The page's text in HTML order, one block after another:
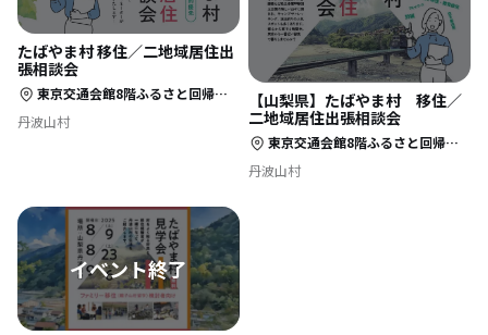
たばやま村 移住／二地域居住出
張相談会
東京交通会館8階ふるさと回帰支援センター・東京（東京・有楽町）
丹波山村
【山梨県】たばやま村 移住／
二地域居住出張相談会
東京交通会館8階ふるさと回帰支援センター・東京（東京都千代田区2－10－1）
丹波山村